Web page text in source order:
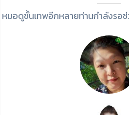
หมอดูขั้นเทพอีกหลายท่านกำลังรอ